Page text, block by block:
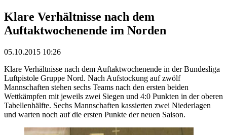
Klare Verhältnisse nach dem
Auftaktwochenende im Norden
05.10.2015 10:26
Klare Verhältnisse nach dem Auftaktwochenende in der Bundesliga
Luftpistole Gruppe Nord. Nach Aufstockung auf zwölf
Mannschaften stehen sechs Teams nach den ersten beiden
Wettkämpfen mit jeweils zwei Siegen und 4:0 Punkten in der oberen
Tabellenhälfte. Sechs Mannschaften kassierten zwei Niederlagen
und warten noch auf die ersten Punkte der neuen Saison.